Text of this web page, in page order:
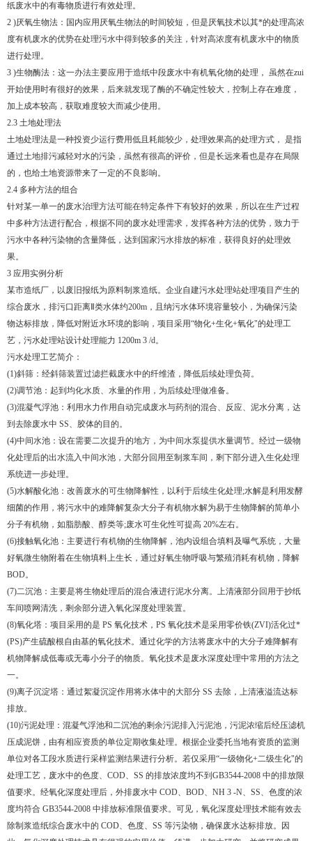
纸废水中的有毒物质进行有效处理。
2 )厌氧生物法：国内应用厌氧生物法的时间较短，但是厌氧技术以其*的处理高浓
度有机废水的优势在处理污水中得到较多的关注，针对高浓度有机废水中的物质
进行处理。
3 )生物酶法：这一办法主要应用于造纸中段废水中有机氧化物的处理， 虽然在zui
开始使用时有很好的效果，后来就发现了酶的不确定性较大，控制上存在难度，
加上成本较高，获取难度较大而减少使用。
2.3 土地处理法
土地处理法是一种投资少运行费用低且耗能较少，处理效果高的处理方式， 是指
通过土地排污减轻对水的污染，虽然有很高的评价，但是长远来看也是存在局限
的，也给土地资源带来了一定的不良影响。
2.4 多种方法的组合
针对某一单一的废水治理方法可能在特定条件下有较好的效果，所以在生产过程
中多种方法进行配合，根据不同的废水处理需求，发挥各种方法的优势，致力于
污水中各种污染物的含量降低，达到国家污水排放的标准，获得良好的处理效
果。
3 应用实例分析
某市造纸厂，以废旧报纸为原料制浆造纸。企业自建污水处理站处理项目产生的
综合废水，排污口距离Ⅱ类水体约200m，且纳污水体环境容量较小，为确保污染
物达标排放，降低对附近水环境的影响，项目采用“物化+生化+氧化"的处理工
艺，污水处理站设计处理能力 1200m 3 /d。
污水处理工艺简介：
(1)斜筛：经斜筛装置过滤拦截废水中的纤维渣，降低后续处理负荷。
(2)调节池：起到均化水质、水量的作用，为后续处理做准备。
(3)混凝气浮池：利用水力作用自动完成废水与药剂的混合、反应、泥水分离，达
到去除废水中 SS、胶体的目的。
(4)中间水池：设在需要二次提升的地方，为中间水泵提供水量调节。经过一级物
化处理后的出水流入中间水池，大部分回用至制浆车间，剩下部分进入生化处理
系统进一步处理。
(5)水解酸化池：改善废水的可生物降解性，以利于后续生化处理;水解是利用发酵
细菌的作用，将污水中的难降解复杂大分子有机物水解为易于生物降解的简单小
分子有机物，如脂肪酸、醇类等;废水可生化性可提高 20%左右。
(6)接触氧化池：主要进行有机物的生物降解，池内设组合填料及曝气系统，大量
好氧微生物附着在生物填料上生长，通过好氧生物呼吸与繁殖消耗有机物，降解
BOD。
(7)二沉池：主要是将生物处理后的混合液进行泥水分离。上清液部分回用于抄纸
车间喷网清洗，剩余部分进入氧化深度处理装置。
(8)氧化塔：项目采用的是 PS 氧化技术，PS 氧化技术是采用零价铁(ZVI)活化过*
(PS)产生硫酸根自由基的氧化技术。通过化学的方法将废水中的大分子难降解有
机物降解成低毒或无毒小分子的物质。氧化技术是废水深度处理中常用的方法之
一。
(9)离子沉淀塔：通过絮凝沉淀作用将水体中的大部分 SS 去除，上清液溢流达标
排放。
(10)污泥处理：混凝气浮池和二沉池的剩余污泥排入污泥池，污泥浓缩后经压滤机
压成泥饼，由有相应资质的单位定期收集处理。根据企业委托当地有资质的监测
单位对各工段水质进行采样监测结果进行分析。若仅采用“一级物化+二级生化"的
处理工艺，废水中的色度、COD、SS 的排放浓度均不到GB3544-2008 中的排放限
值要求。经氧化深度处理后，外排废水中 COD、BOD、NH 3 -N、SS、色度的浓
度均符合 GB3544-2008 中排放标准限值要求。可见，氧化深度处理技术能有效去
除制浆造纸综合废水中的 COD、色度、SS 等污染物，确保废水达标排放。因